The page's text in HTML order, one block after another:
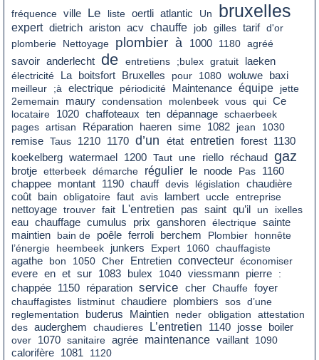
fréquence ville Le liste oertli atlantic Un bruxelles
expert dietrich ariston acv chauffe job gilles tarif d'or
plomberie
Nettoyage plombier à 1000 1180 agréé
savoir anderlecht de entretiens ;bulex gratuit
laeken
électricité
La boitsfort Bruxelles pour 1080 woluwe
baxi
meilleur
;à electrique périodicité Maintenance équipe
jette
2ememain
maury condensation molenbeek vous qui Ce
locataire 1020 chaffoteaux ten dépannage schaerbeek
pages artisan Réparation haeren sime 1082 jean 1030
remise Taus 1210 1170 d’un état entretien forest
1130
koekelberg watermael 1200 Taut une riello réchaud gaz
brotje etterbeek démarche régulier le noode Pas
1160
chappee
montant 1190 chauff devis législation
chaudière
coût bain obligatoire faut avis lambert uccle entreprise
nettoyage trouver fait L'entretien pas saint qu’il un ixelles
eau chauffage cumulus prix ganshoren électrique sainte
maintien
bain de poêle ferroli berchem Plombier
honnête
l’énergie
heembeek junkers Expert 1060 chauffagiste
agathe
bon 1050 Cher Entretien convecteur économiser
evere en et sur 1083 bulex 1040 viessmann pierre
:
chappée
1150 réparation service cher Chauffe foyer
chauffagistes listminut chaudiere plombiers sos d’une
reglementation
buderus Maintien neder obligation
attestation
des auderghem chaudieres L’entretien 1140 josse boiler
over 1070 sanitaire agrée maintenance vaillant
1090
calorifère
1081 1120